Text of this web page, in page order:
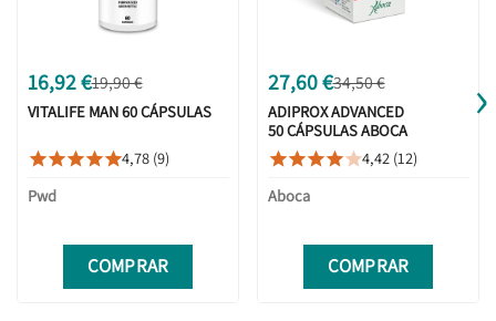
16,92 €19,90 €
VITALIFE MAN 60 CÁPSULAS
4,78 (9)
Pwd
COMPRAR
27,60 €34,50 €
ADIPROX ADVANCED
50 CÁPSULAS ABOCA
4,42 (12)
Aboca
COMPRAR
›